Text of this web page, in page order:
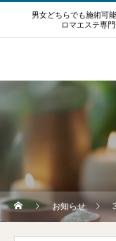
男女どちらでも施術可
ロマエステ専
お知らせ